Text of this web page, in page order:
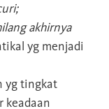
akhirnya
yg menjadi
yg tingkat
keadaan